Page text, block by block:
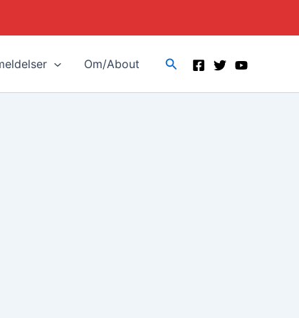
Om/About Search